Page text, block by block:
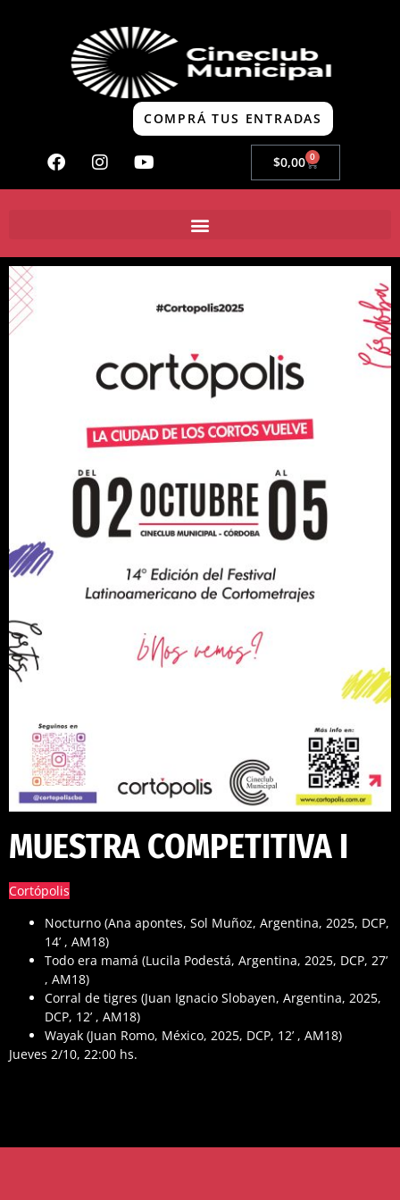
COMPRÁ TUS ENTRADAS
$0,00 0
MUESTRA COMPETITIVA I
Cortópolis
Nocturno (Ana apontes, Sol Muñoz, Argentina, 2025, DCP,
14’ , AM18)
Todo era mamá (Lucila Podestá, Argentina, 2025, DCP, 27’
, AM18)
Corral de tigres (Juan Ignacio Slobayen, Argentina, 2025,
DCP, 12’ , AM18)
Wayak (Juan Romo, México, 2025, DCP, 12’ , AM18)
Jueves 2/10, 22:00 hs.